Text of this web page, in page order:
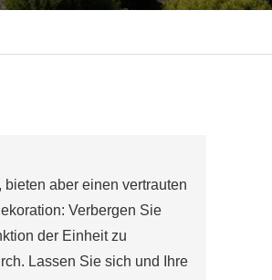
Pflanzgefäße aus Cortenstahl
Hochbeet aus Metall
Nachrichten
aber einen vertrauten
Verbergen Sie
der Einheit zu
Lassen Sie sich und Ihre